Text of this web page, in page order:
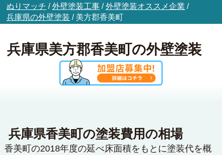
ぬりマッチ /外壁塗装工事 /外壁塗装オススメ企業 /
兵庫県の外壁塗装 / 美方郡香美町
兵庫県美方郡香美町の外壁塗装
兵庫県香美町の塗装費用の相場
香美町の2018年度の延べ床面積をもとに塗装代を概